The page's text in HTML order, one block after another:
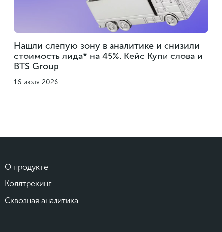
Нашли слепую зону в аналитике и снизили
стоимость лида* на 45%. Кейс Купи слова и
BTS Group
16 июля 2026
О продукте
Коллтрекинг
Сквозная аналитика